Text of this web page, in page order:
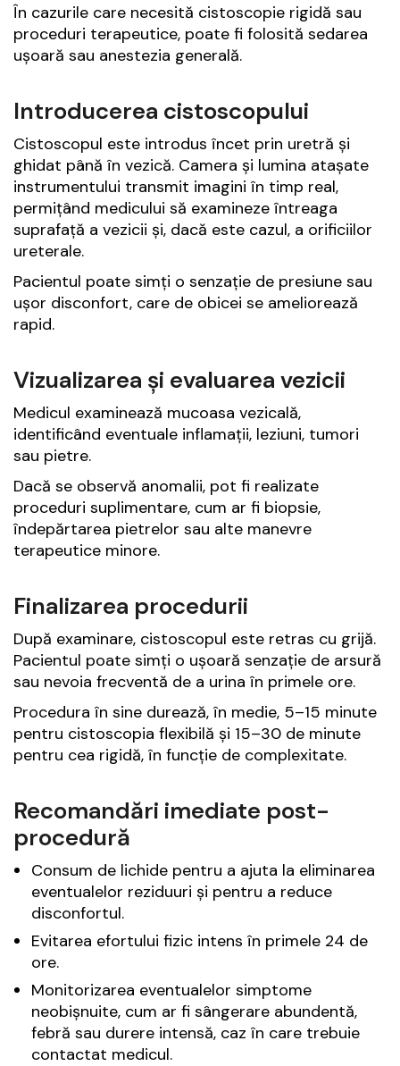
În cazurile care necesită cistoscopie rigidă sau
proceduri terapeutice, poate fi folosită sedarea
ușoară sau anestezia generală.
Introducerea cistoscopului
Cistoscopul este introdus încet prin uretră și
ghidat până în vezică. Camera și lumina atașate
instrumentului transmit imagini în timp real,
permițând medicului să examineze întreaga
suprafață a vezicii și, dacă este cazul, a orificiilor
ureterale.
Pacientul poate simți o senzație de presiune sau
ușor disconfort, care de obicei se ameliorează
rapid.
Vizualizarea și evaluarea vezicii
Medicul examinează mucoasa vezicală,
identificând eventuale inflamații, leziuni, tumori
sau pietre.
Dacă se observă anomalii, pot fi realizate
proceduri suplimentare, cum ar fi biopsie,
îndepărtarea pietrelor sau alte manevre
terapeutice minore.
Finalizarea procedurii
După examinare, cistoscopul este retras cu grijă.
Pacientul poate simți o ușoară senzație de arsură
sau nevoia frecventă de a urina în primele ore.
Procedura în sine durează, în medie, 5–15 minute
pentru cistoscopia flexibilă și 15–30 de minute
pentru cea rigidă, în funcție de complexitate.
Recomandări imediate post-
procedură
Consum de lichide pentru a ajuta la eliminarea
eventualelor reziduuri și pentru a reduce
disconfortul.
Evitarea efortului fizic intens în primele 24 de
ore.
Monitorizarea eventualelor simptome
neobișnuite, cum ar fi sângerare abundentă,
febră sau durere intensă, caz în care trebuie
contactat medicul.